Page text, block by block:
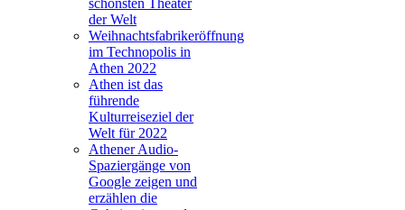
schönsten Theater
der Welt
Weihnachtsfabrikeröffnung
im Technopolis in
Athen 2022
Athen ist das
führende
Kulturreiseziel der
Welt für 2022
Athener Audio-
Spaziergänge von
Google zeigen und
erzählen die